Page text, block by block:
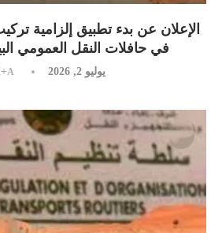
الإعلان عن بدء تطبيق إلزامية
في حافلات النقل العمومي
يوليو 2, 2026 A-